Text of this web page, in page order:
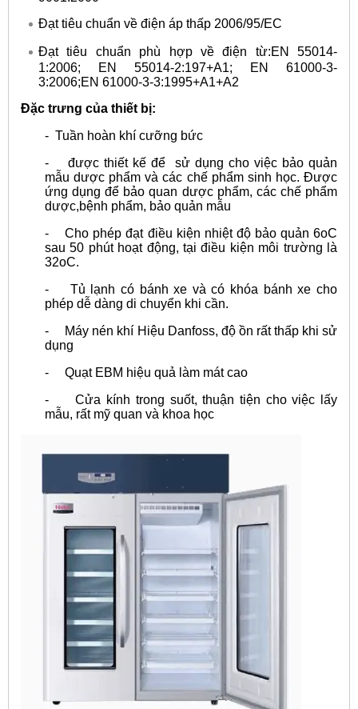
Đạt tiêu chuẩn về điện áp thấp 2006/95/EC
Đạt tiêu chuẩn phù hợp về điện từ:EN 55014-
1:2006; EN 55014-2:197+A1; EN 61000-3-
3:2006;EN 61000-3-3:1995+A1+A2
Đặc trưng của thiết bị:
- Tuần hoàn khí cưỡng bức
-
được thiết kế để sử dụng cho việc bảo quản
mẫu dược phẩm và các chế phẩm sinh học. Được
ứng dụng để bảo quan dược phẩm, các chế phẩm
dược,bệnh phẩm, bảo quản mẫu
- Cho phép đạt điều kiện nhiệt độ bảo quản 6oC
sau 50 phút hoạt động, tại điều kiện môi trường là
32oC.
- Tủ lạnh có bánh xe và có khóa bánh xe cho
phép dễ dàng di chuyển khi cần.
- Máy nén khí Hiệu Danfoss, độ ồn rất thấp khi sử
dụng
- Quạt EBM hiệu quả làm mát cao
- Cửa kính trong suốt, thuận tiện cho việc lấy
mẫu, rất mỹ quan và khoa học